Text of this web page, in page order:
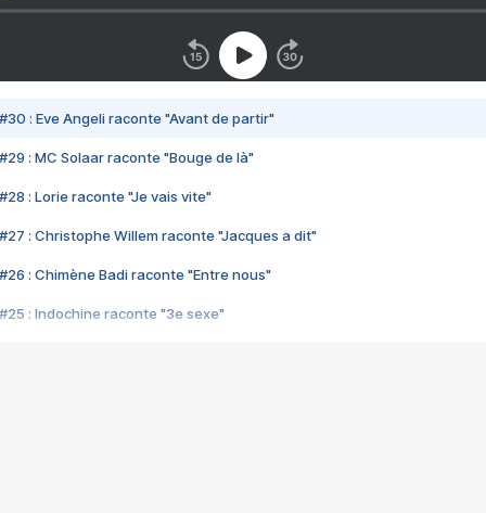
#30 : Eve Angeli raconte "Avant de partir"
#29 : MC Solaar raconte "Bouge de là"
#28 : Lorie raconte "Je vais vite"
#27 : Christophe Willem raconte "Jacques a dit"
#26 : Chimène Badi raconte "Entre nous"
#25 : Indochine raconte "3e sexe"